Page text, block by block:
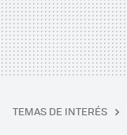
TEMAS DE INTERÉS